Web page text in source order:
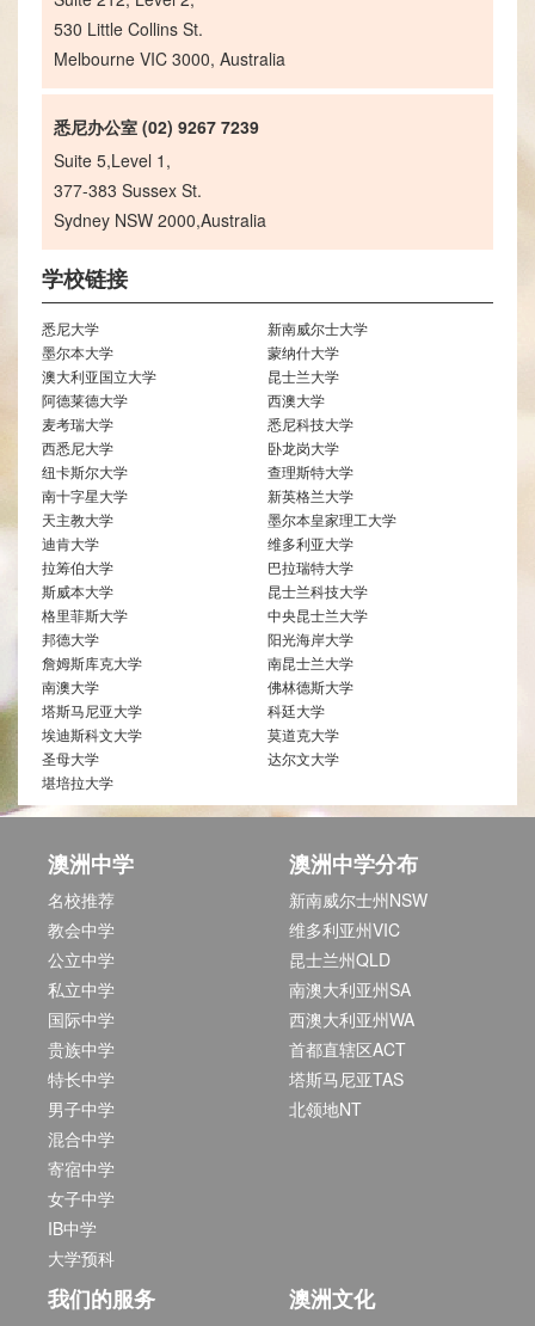
530 Little Collins St.
Melbourne VIC 3000, Australia
悉尼办公室 (02) 9267 7239
Suite 5,Level 1,
377-383 Sussex St.
Sydney NSW 2000,Australia
学校链接
悉尼大学
新南威尔士大学
墨尔本大学
蒙纳什大学
澳大利亚国立大学
昆士兰大学
阿德莱德大学
西澳大学
麦考瑞大学
悉尼科技大学
西悉尼大学
卧龙岗大学
纽卡斯尔大学
查理斯特大学
南十字星大学
新英格兰大学
天主教大学
墨尔本皇家理工大学
迪肯大学
维多利亚大学
拉筹伯大学
巴拉瑞特大学
斯威本大学
昆士兰科技大学
格里菲斯大学
中央昆士兰大学
邦德大学
阳光海岸大学
詹姆斯库克大学
南昆士兰大学
南澳大学
佛林德斯大学
塔斯马尼亚大学
科廷大学
埃迪斯科文大学
莫道克大学
圣母大学
达尔文大学
堪培拉大学
澳洲中学
名校推荐
教会中学
公立中学
私立中学
国际中学
贵族中学
特长中学
男子中学
混合中学
寄宿中学
女子中学
IB中学
大学预科
澳洲中学分布
新南威尔士州NSW
维多利亚州VIC
昆士兰州QLD
南澳大利亚州SA
西澳大利亚州WA
首都直辖区ACT
塔斯马尼亚TAS
北领地NT
我们的服务 澳洲文化